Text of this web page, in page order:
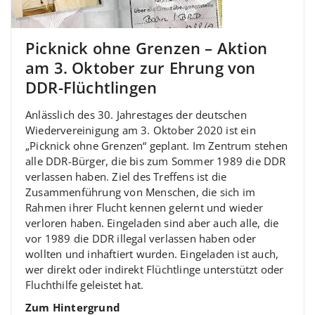
Picknick ohne Grenzen – Aktion
am 3. Oktober zur Ehrung von
DDR-Flüchtlingen
Anlässlich des 30. Jahrestages der deutschen
Wiedervereinigung am 3. Oktober 2020 ist ein
„Picknick ohne Grenzen“ geplant. Im Zentrum stehen
alle DDR-Bürger, die bis zum Sommer 1989 die DDR
verlassen haben. Ziel des Treffens ist die
Zusammenführung von Menschen, die sich im
Rahmen ihrer Flucht kennen gelernt und wieder
verloren haben. Eingeladen sind aber auch alle, die
vor 1989 die DDR illegal verlassen haben oder
wollten und inhaftiert wurden. Eingeladen ist auch,
wer direkt oder indirekt Flüchtlinge unterstützt oder
Fluchthilfe geleistet hat.
Zum Hintergrund